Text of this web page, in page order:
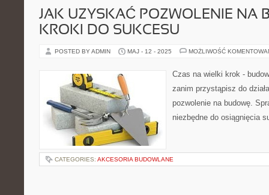
JAK UZYSKAĆ POZWOLENIE NA
KROKI DO SUKCESU
POSTED BY ADMIN MAJ - 12 - 2025 MOŻLIWOŚĆ
Czas na wielki krok -
zanim przystąpisz do
pozwolenie na budowę.
niezbędne do osiągnięcia
CATEGORIES: AKCESORIA BUDOWLANE